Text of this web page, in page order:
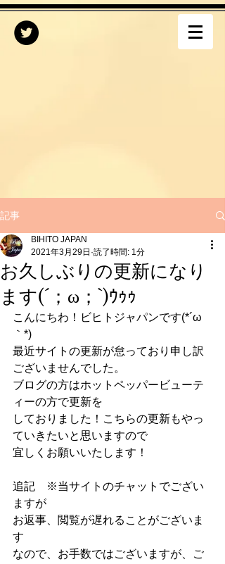
記事
お久しぶりの更新になり
ます(´；ω；`)ｳｩｩ
BIHITO JAPAN
2021年3月29日 読了時間: 1分
こんにちわ！ビヒトジャパンです(*´ω
｀*)
最近サイトの更新が怠っており申し訳
ございませんでした。
ブログの方はホットペッパービューテ
ィーの方で更新を
しておりました！こちらの更新もやっ
ていきたいと思いますので
宜しくお願いいたします！
追記　※当サイトのチャットでござい
ますが
お返事、閲覧が遅れることがございま
す
なので、お手数ではございますが、ご